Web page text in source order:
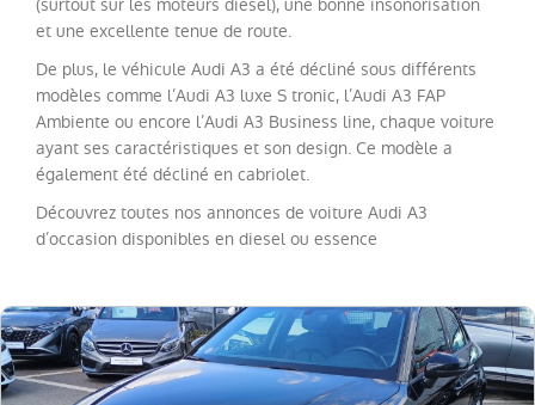
Couleurs
Transmission
Energie
Equipement
(surtout sur les moteurs diesel), une bonne insonorisation
et une excellente tenue de route.
De plus, le véhicule Audi A3 a été décliné sous différents
modèles comme l’Audi A3 luxe S tronic, l’Audi A3 FAP
Ambiente ou encore l’Audi A3 Business line, chaque voiture
ayant ses caractéristiques et son design. Ce modèle a
également été décliné en cabriolet.
Découvrez toutes nos annonces de voiture Audi A3
d’occasion disponibles en diesel ou essence